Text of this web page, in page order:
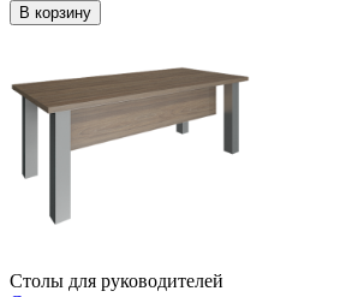
В корзину
Столы для руководителей